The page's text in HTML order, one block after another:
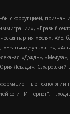
с коррупцией,
«Правый
партия «Воля»,
мусульмане»,
«Дождь»,
Левады», Сахаровский
технологии
сети "Интернет",